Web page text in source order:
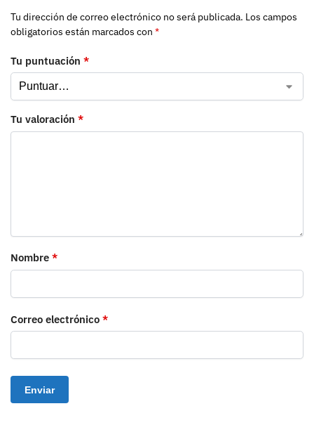
Tu dirección de correo electrónico no será publicada. Los campos
obligatorios están marcados con *
Tu puntuación *
Tu valoración *
Nombre *
Correo electrónico *